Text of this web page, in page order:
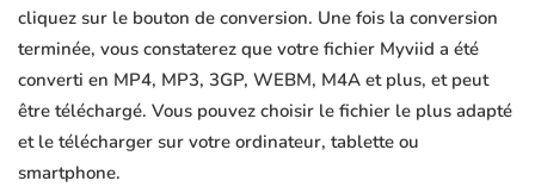
cliquez sur le bouton de conversion. Une fois la conversion
terminée, vous constaterez que votre fichier Myviid a été
converti en MP4, MP3, 3GP, WEBM, M4A et plus, et peut
être téléchargé. Vous pouvez choisir le fichier le plus adapté
et le télécharger sur votre ordinateur, tablette ou
smartphone.